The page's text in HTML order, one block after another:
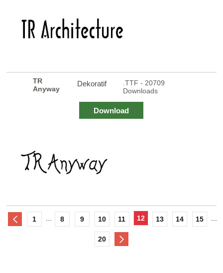
TR
Anyway
Dekoratif
.TTF - 20709
Downloads
Download
1 8 9 10 11 12 13 14 15
20